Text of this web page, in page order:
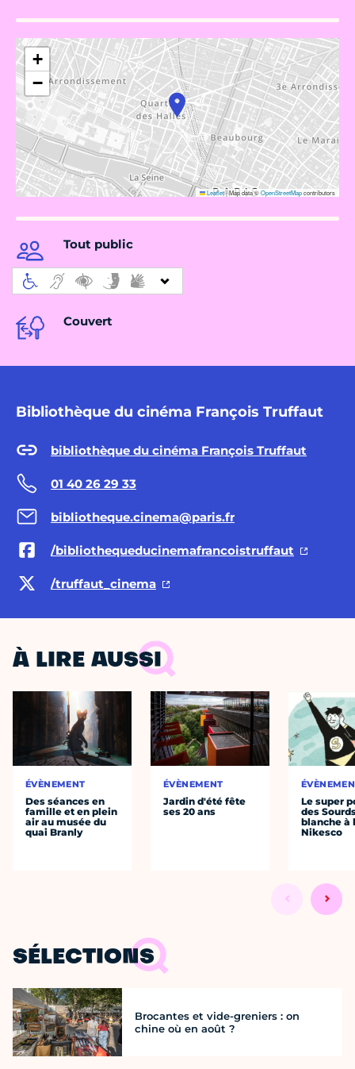
+
−
Leaflet|Map data ©OpenStreetMapcontributors
Tout public
Couvert
Bibliothèque du cinéma François Truffaut
bibliothèque du cinéma François Truffaut
01 40 26 29 33
bibliotheque.cinema@paris.fr
/bibliothequeducinemafrancoistruffaut
/truffaut_cinema
À LIRE AUSSI
ÉVÈNEMENT
Des séances en
famille et en plein
air au musée du
quai Branly
ÉVÈNEMENT
Jardin d'été fête
ses 20 ans
Le super
des
blanche à
Nikesco
SÉLECTIONS
Brocantes et vide-greniers : on
chine où en août ?